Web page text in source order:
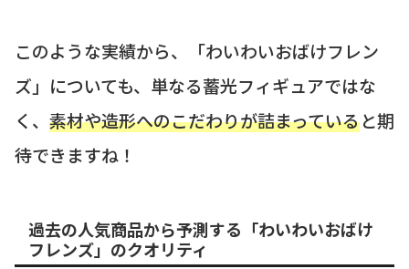
このような実績から、「わいわいおばけフレン
ズ」についても、単なる蓄光フィギュアではな
く、 素材や造形へのこだわりが詰まっていると期
待できますね！
過去の人気商品から予測する「わいわいおばけ
フレンズ」のクオリティ